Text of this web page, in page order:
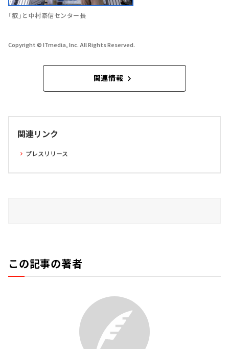
「叡」と中村泰信センター長
Copyright © ITmedia, Inc. All Rights Reserved.
関連情報
関連リンク
プレスリリース
この記事の著者